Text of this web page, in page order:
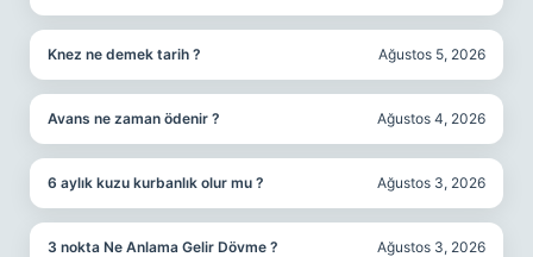
Knez ne demek tarih ? Ağustos 5, 2026
Avans ne zaman ödenir ? Ağustos 4, 2026
6 aylık kuzu kurbanlık olur mu ? Ağustos 3, 2026
3 nokta Ne Anlama Gelir Dövme ? Ağustos 3, 2026